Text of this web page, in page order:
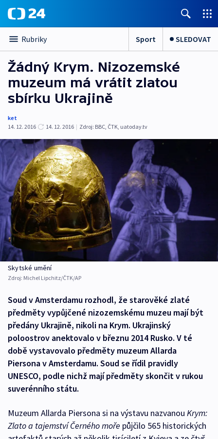
Rubriky Sport SLEDOVAT
Žádný Krym. Nizozemské
muzeum má vrátit zlatou
sbírku Ukrajině
ket
14. 12. 2016
14. 12. 2016 | Zdroj: BBC, ČTK, uatoday.tv
Skytské umění
Zdroj: Michel Lipchitz/ČTK/AP
Soud v Amsterdamu rozhodl, že starověké zlaté
předměty vypůjčené nizozemskému muzeu mají být
předány Ukrajině, nikoli na Krym. Ukrajinský
poloostrov anektovalo v březnu 2014 Rusko. V té
době vystavovalo předměty muzeum Allarda
Piersona v Amsterdamu. Soud se řídil pravidly
UNESCO, podle nichž mají předměty skončit v rukou
suverénního státu.
Muzeum Allarda Piersona si na výstavu nazvanou Krym:
Zlato a tajemství Černého moře půjčilo 565 historických